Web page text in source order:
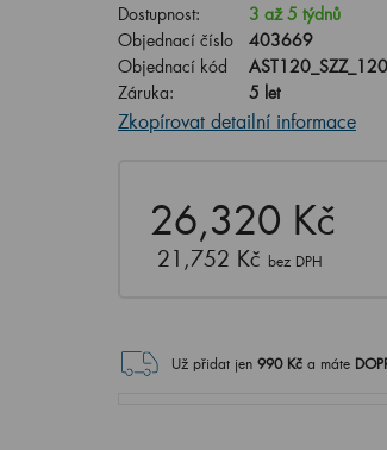
Dostupnost:
3 až 5 týdnů
Objednací číslo
403669
Objednací kód
Záruka:
5 let
Zkopírovat detailní informace
26,320 Kč
21,752 Kč bez DPH
Už přidat jen 990Kč a máte